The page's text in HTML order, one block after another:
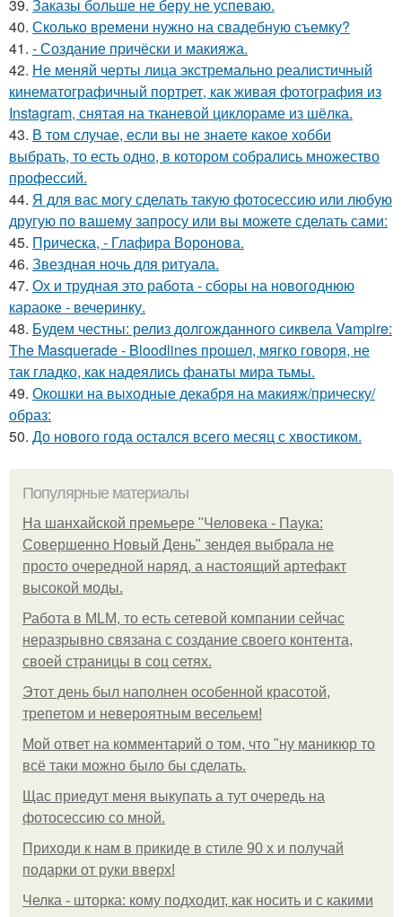
39. Заказы больше не беру не успеваю.
40. Сколько времени нужно на свадебную съемку?
41. - Создание причёски и макияжа.
42. Не меняй черты лица экстремально реалистичный
кинематографичный портрет, как живая фотография из
Instagram, снятая на тканевой циклораме из шёлка.
43. В том случае, если вы не знаете какое хобби
выбрать, то есть одно, в котором собрались множество
профессий.
44. Я для вас могу сделать такую фотосессию или любую
другую по вашему запросу или вы можете сделать сами:
45. Прическа, - Глафира Воронова.
46. Звездная ночь для ритуала.
47. Ох и трудная это работа - сборы на новогоднюю
караоке - вечеринку.
48. Будем честны: релиз долгожданного сиквела Vampire:
The Masquerade - Bloodlines прошел, мягко говоря, не
так гладко, как надеялись фанаты мира тьмы.
49. Окошки на выходные декабря на макияж/прическу/
образ:
50. До нового года остался всего месяц с хвостиком.
Популярные материалы
На шанхайской премьере "Человека - Паука:
Совершенно Новый День" зендея выбрала не
просто очередной наряд, а настоящий артефакт
высокой моды.
Работа в MLM, то есть сетевой компании сейчас
неразрывно связана с создание своего контента,
своей страницы в соц сетях.
Этот день был наполнен особенной красотой,
трепетом и невероятным весельем!
Мой ответ на комментарий о том, что "ну маникюр то
всё таки можно было бы сделать.
Щас приедут меня выкупать а тут очередь на
фотосессию со мной.
Приходи к нам в прикиде в стиле 90 х и получай
подарки от руки вверх!
Челка - шторка: кому подходит, как носить и с какими